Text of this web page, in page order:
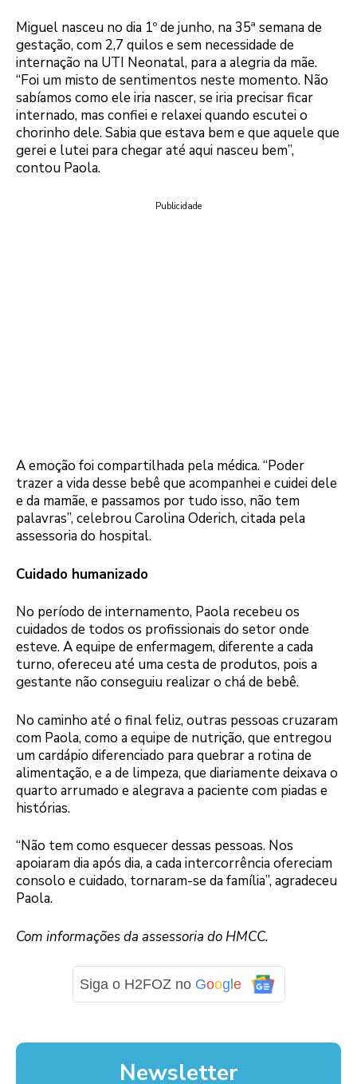
Miguel nasceu no dia 1º de junho, na 35ª semana de
gestação, com 2,7 quilos e sem necessidade de
internação na UTI Neonatal, para a alegria da mãe.
“Foi um misto de sentimentos neste momento. Não
sabíamos como ele iria nascer, se iria precisar ficar
internado, mas confiei e relaxei quando escutei o
chorinho dele. Sabia que estava bem e que aquele que
gerei e lutei para chegar até aqui nasceu bem”,
contou Paola.
Publicidade
A emoção foi compartilhada pela médica. “Poder
trazer a vida desse bebê que acompanhei e cuidei dele
e da mamãe, e passamos por tudo isso, não tem
palavras”, celebrou Carolina Oderich, citada pela
assessoria do hospital.
Cuidado humanizado
No período de internamento, Paola recebeu os
cuidados de todos os profissionais do setor onde
esteve. A equipe de enfermagem, diferente a cada
turno, ofereceu até uma cesta de produtos, pois a
gestante não conseguiu realizar o chá de bebê.
No caminho até o final feliz, outras pessoas cruzaram
com Paola, como a equipe de nutrição, que entregou
um cardápio diferenciado para quebrar a rotina de
alimentação, e a de limpeza, que diariamente deixava o
quarto arrumado e alegrava a paciente com piadas e
histórias.
“Não tem como esquecer dessas pessoas. Nos
apoiaram dia após dia, a cada intercorrência ofereciam
consolo e cuidado, tornaram-se da família”, agradeceu
Paola.
Com informações da assessoria do HMCC.
Siga o H2FOZ no Goog e
Newsletter